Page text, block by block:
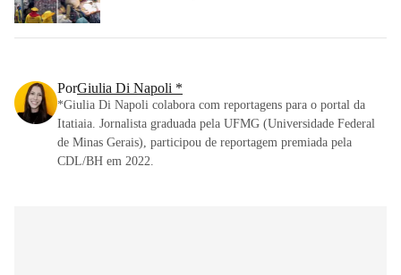
PorGiulia Di Napoli *
*Giulia Di Napoli colabora com reportagens para o portal da
Itatiaia. Jornalista graduada pela UFMG (Universidade Federal
de Minas Gerais), participou de reportagem premiada pela
CDL/BH em 2022.